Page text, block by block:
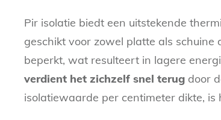
Pir isolatie biedt een uitstekende
geschikt voor zowel platte als
beperkt, wat resulteert in lagere
verdient het zichzelf snel terug door
isolatiewaarde per centimeter dikte,